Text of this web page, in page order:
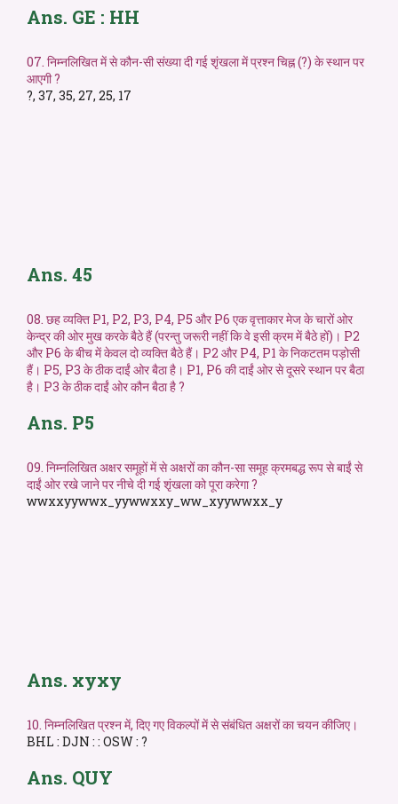
Ans. GE : HH
07. निम्नलिखित में से कौन-सी संख्या दी गई शृंखला में प्रश्न चिह्न (?) के स्थान पर
आएगी ?
?, 37, 35, 27, 25, 17
Ans. 45
08. छह व्यक्ति P1, P2, P3, P4, P5 और P6 एक वृत्ताकार मेज के चारों ओर
केन्द्र की ओर मुख करके बैठे हैं (परन्तु जरूरी नहीं कि वे इसी क्रम में बैठे हों)। P2
और P6 के बीच में केवल दो व्यक्ति बैठे हैं। P2 और P4, P1 के निकटतम पड़ोसी
हैं। P5, P3 के ठीक दाईं ओर बैठा है। P1, P6 की दाईं ओर से दूसरे स्थान पर बैठा
है। P3 के ठीक दाईं ओर कौन बैठा है ?
Ans. P5
09. निम्नलिखित अक्षर समूहों में से अक्षरों का कौन-सा समूह क्रमबद्ध रूप से बाईं से
दाईं ओर रखे जाने पर नीचे दी गई शृंखला को पूरा करेगा ?
wwxxyywwx_yywwxxy_ww_xyywwxx_y
Ans. xyxy
10. निम्नलिखित प्रश्न में, दिए गए विकल्पों में से संबंधित अक्षरों का चयन कीजिए।
BHL : DJN : : OSW : ?
Ans. QUY